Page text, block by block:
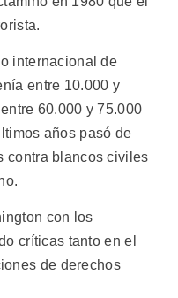
internacional de
entre 10.000 y
60.000 y 75.000
años pasó de
contra blancos civiles
con los
críticas tanto en el
de derechos